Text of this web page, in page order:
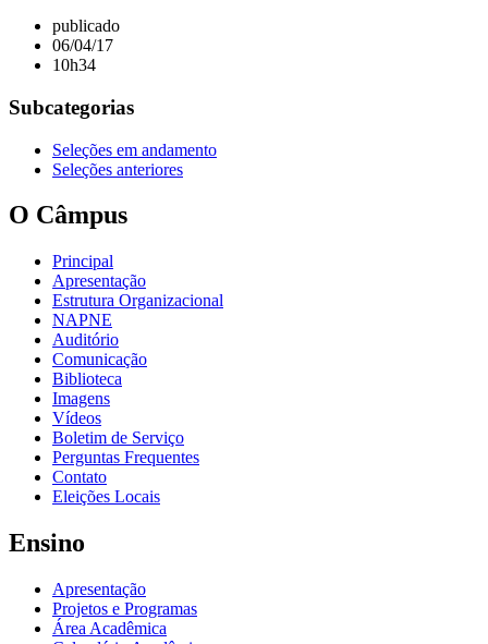
publicado
06/04/17
10h34
Subcategorias
Seleções em andamento
Seleções anteriores
O Câmpus
Principal
Apresentação
Estrutura Organizacional
NAPNE
Auditório
Comunicação
Biblioteca
Imagens
Vídeos
Boletim de Serviço
Perguntas Frequentes
Contato
Eleições Locais
Ensino
Apresentação
Projetos e Programas
Área Acadêmica